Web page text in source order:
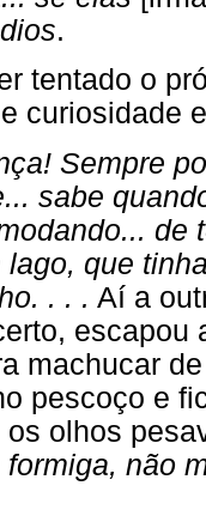
.
tentado o
curiosidade
Sempre
sabe
de
lago, que
. . . Aí a
escapou
machucar
pescoço e
os olhos
formiga, não